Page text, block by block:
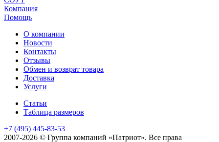
Компания
Помощь
О компании
Новости
Контакты
Отзывы
Обмен и возврат товара
Доставка
Услуги
Статьи
Таблица размеров
+7 (495) 445-83-53
2007-2026 © Группа компаний «Патриот». Все права